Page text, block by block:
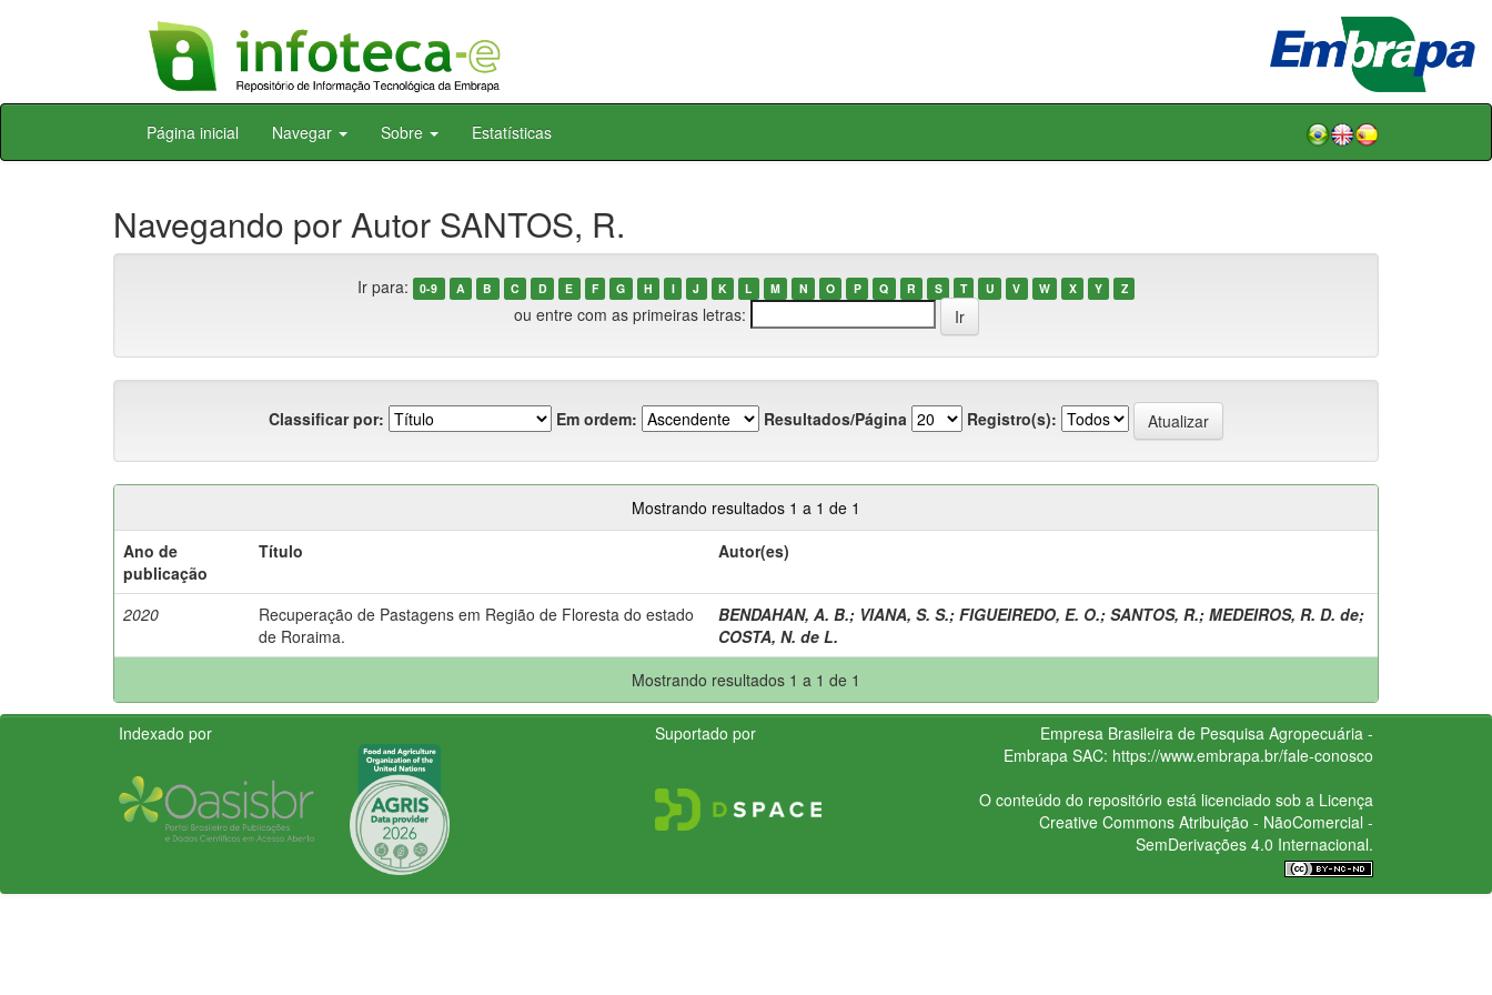
Skip
Página inicial Navegar Sobre Estatísticas
Navegando por Autor SANTOS, R.
Ir para: 0-9 A B C D E F G H I J K L M N O P Q R S T U V W X Y Z
ou entre com as primeiras letras:
Classificar por: Em ordem: Resultados/Página Registro(s):
Mostrando resultados 1 a 1 de 1
Ano de
publicação
Título Autor(es)
2020
Recuperação de Pastagens em Região de Floresta do estado
de Roraima.
BENDAHAN, A. B.; VIANA, S. S.; FIGUEIREDO, E. O.; SANTOS, R.; MEDEIROS, R. D. de;
COSTA, N. de L.
Mostrando resultados 1 a 1 de 1
Indexado por Suportado por
Empresa Brasileira de Pesquisa Agropecuária -
Embrapa SAC: https://www.embrapa.br/fale-conosco
O conteúdo do repositório está licenciado sob a Licença
Creative CommonsAtribuição - NãoComercial -
SemDerivações 4.0 Internacional.